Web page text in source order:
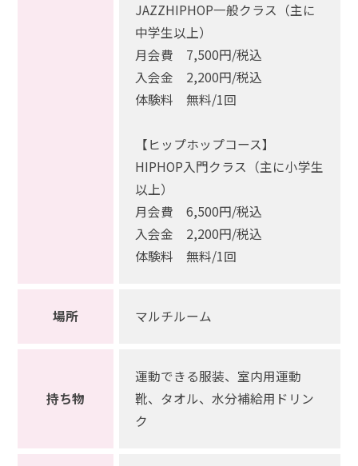
JAZZHIPHOP一般クラス（主に
中学生以上）
月会費 7,500円/税込
入会金 2,200円/税込
体験料 無料/1回
【ヒップホップコース】
HIPHOP入門クラス（主に小学生
以上）
月会費 6,500円/税込
入会金 2,200円/税込
体験料 無料/1回
場所 マルチルーム
持ち物
運動できる服装、室内用運動
靴、タオル、水分補給用ドリン
ク